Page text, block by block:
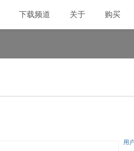
下载频道 关于 购买
用